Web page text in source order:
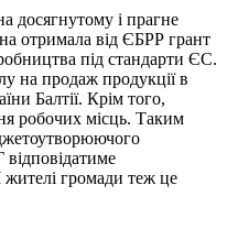
досягнутому і прагне
отримала від ЄБРР грант
під стандарти ЄС.
на продаж продукції в
Балтії. Крім того,
робочих місць. Таким
відповідатиме
жителі громади теж це